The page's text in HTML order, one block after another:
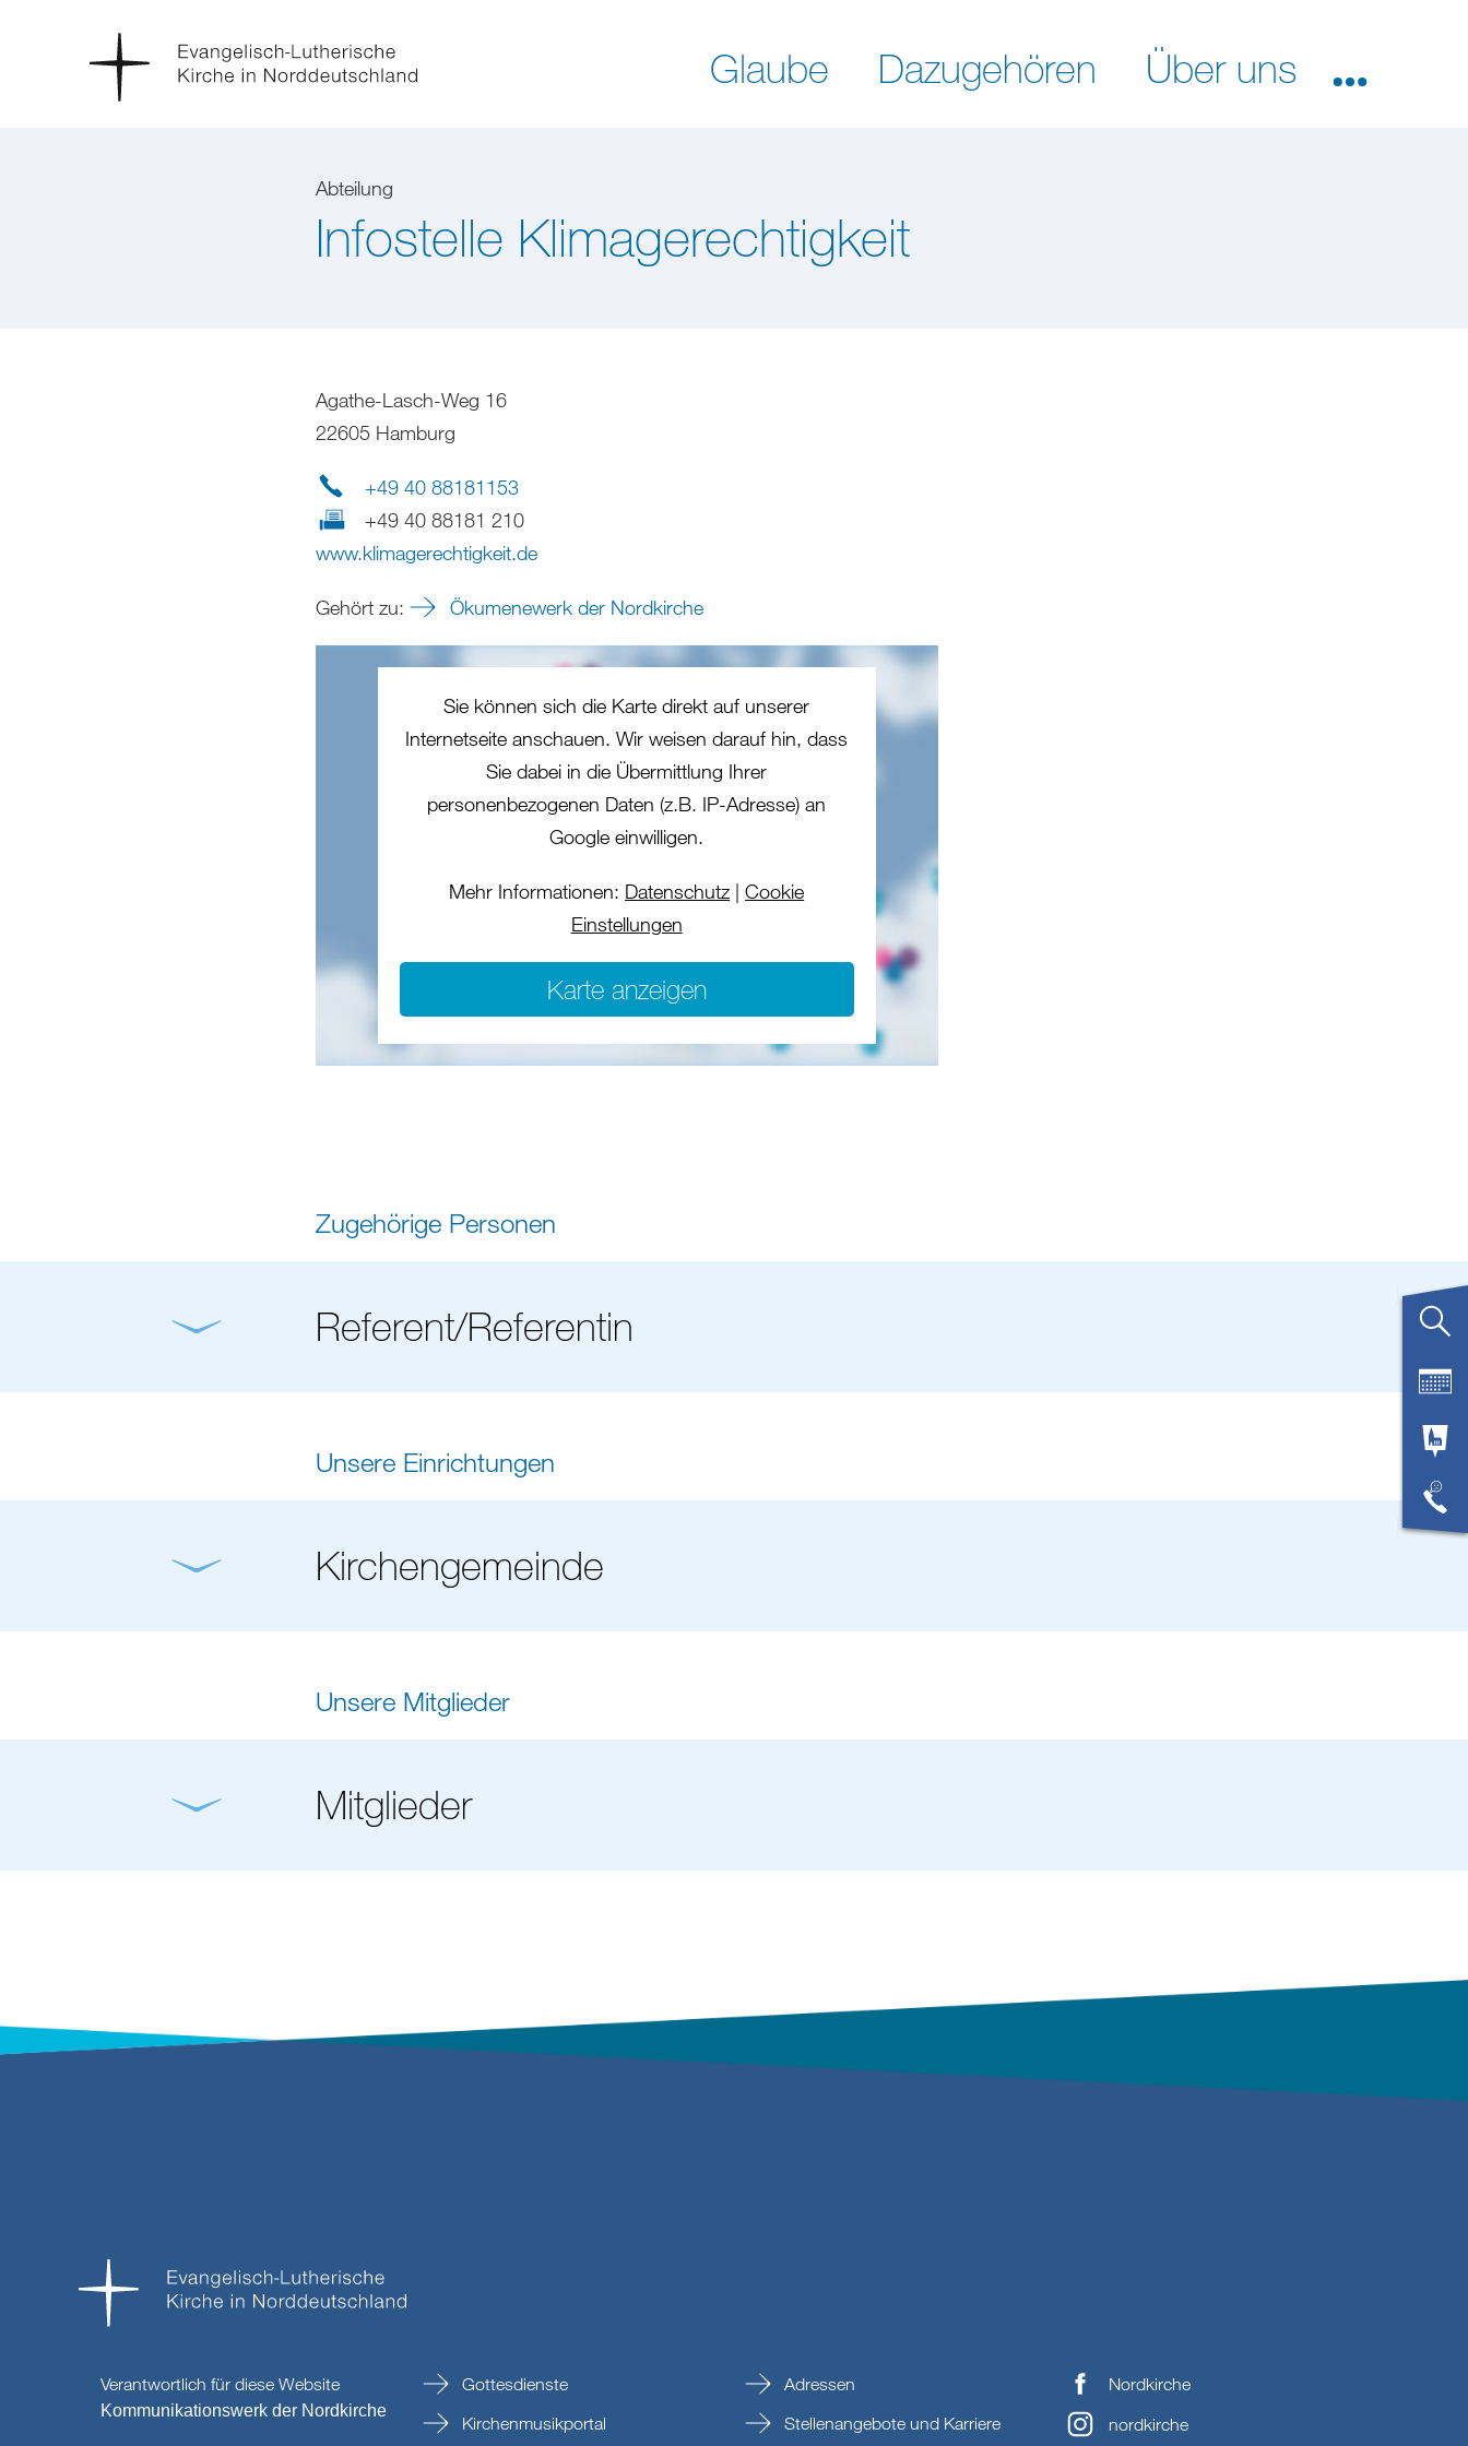
Glaube Dazugehören Über uns
Abteilung
Infostelle Klimagerechtigkeit
Agathe-Lasch-Weg 16
22605 Hamburg
+49 40 88181153
+49 40 88181 210
www.klimagerechtigkeit.de
Gehört zu: Ökumenewerk der Nordkirche
Sie können sich die Karte direkt auf unserer
Internetseite anschauen. Wir weisen darauf hin, dass
Sie dabei in die Übermittlung Ihrer
personenbezogenen Daten (z.B. IP-Adresse) an
Google einwilligen.
Mehr Informationen: Datenschutz |Cookie
Einstellungen
Karte anzeigen
Zugehörige Personen
Referent/Referentin
Unsere Einrichtungen
Kirchengemeinde
Unsere Mitglieder
Mitglieder
Verantwortlich für diese Website
Kommunikationswerk der Nordkirche
Gottesdienste
Kirchenmusikportal
Adressen
Stellenangebote und Karriere
Nordkirche
nordkirche